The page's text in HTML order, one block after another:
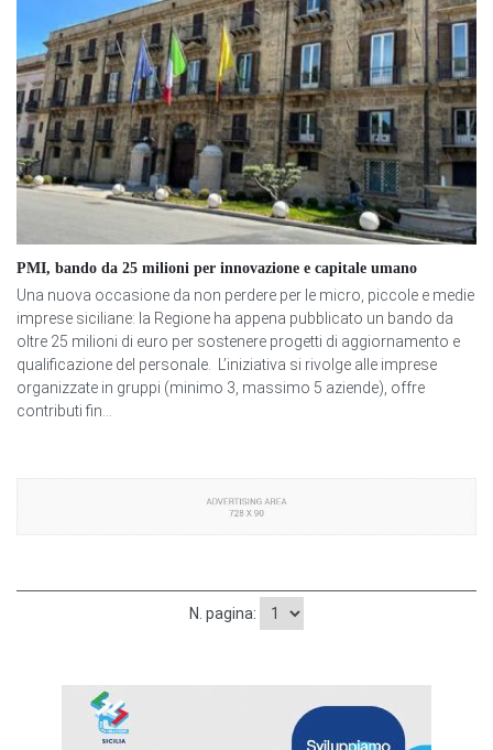
PMI, bando da 25 milioni per innovazione e capitale umano
Una nuova occasione da non perdere per le micro, piccole e medie
imprese siciliane: la Regione ha appena pubblicato un bando da
oltre 25 milioni di euro per sostenere progetti di aggiornamento e
qualificazione del personale. L’iniziativa si rivolge alle imprese
organizzate in gruppi (minimo 3, massimo 5 aziende), offre
contributi fin...
N. pagina: